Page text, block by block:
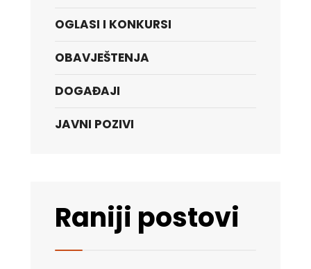
OGLASI I KONKURSI
OBAVJEŠTENJA
DOGAĐAJI
JAVNI POZIVI
Raniji postovi